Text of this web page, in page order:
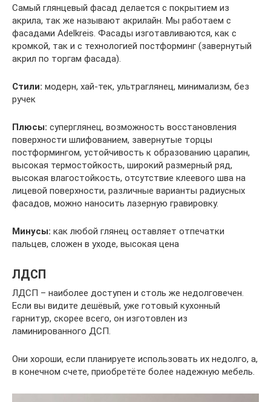
Самый глянцевый фасад делается с покрытием из
акрила, так же называют акрилайн. Мы работаем с
фасадами Adelkreis. Фасады изготавливаются, как с
кромкой, так и с технологией постформинг (завернутый
акрил по торгам фасада).
Стили: модерн, хай-тек, ультраглянец, минимализм, без
ручек
Плюсы: суперглянец, возможность восстановления
поверхности шлифованием, завернутые торцы
постформингом, устойчивость к образованию царапин,
высокая термостойкость, широкий размерный ряд,
высокая влагостойкость, отсутствие клеевого шва на
лицевой поверхности, различные варианты радиусных
фасадов, можно наносить лазерную гравировку.
Минусы: как любой глянец оставляет отпечатки
пальцев, сложен в уходе, высокая цена
ЛДСП
ЛДСП – наиболее доступен и столь же недолговечен.
Если вы видите дешёвый, уже готовый кухонный
гарнитур, скорее всего, он изготовлен из
ламинированного ДСП.
Они хороши, если планируете использовать их недолго, а,
в конечном счете, приобретёте более надежную мебель.